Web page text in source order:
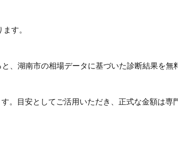
す。
、湖南市の相場データに基づいた診断結果を無
目安としてご活用いただき、正式な金額は専